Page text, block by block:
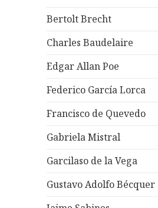
Bertolt Brecht
Charles Baudelaire
Edgar Allan Poe
Federico García Lorca
Francisco de Quevedo
Gabriela Mistral
Garcilaso de la Vega
Gustavo Adolfo Bécquer